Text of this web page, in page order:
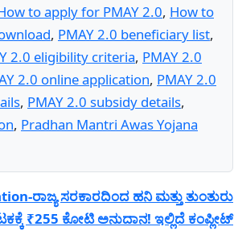
to apply for PMAY 2.0, How to
, PMAY 2.0 beneficiary list,
2.0 eligibility criteria, PMAY 2.0
2.0 online application, PMAY 2.0
, PMAY 2.0 subsidy details,
, Pradhan Mantri Awas Yojana
ರಾಜ್ಯ ಸರಕಾರದಿಂದ ಹನಿ ಮತ್ತು ತುಂತುರು
₹255 ಕೋಟಿ ಅನುದಾನ! ಇಲ್ಲಿದೆ ಕಂಪ್ಲೀಟ್